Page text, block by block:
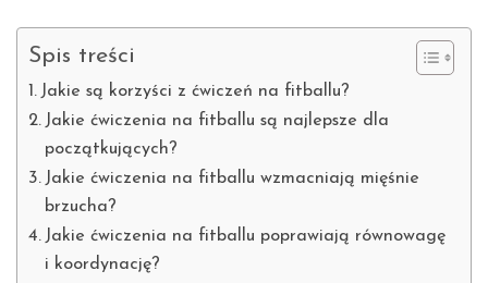
Spis treści
Jakie są korzyści z ćwiczeń na fitballu?
Jakie ćwiczenia na fitballu są najlepsze dla
początkujących?
Jakie ćwiczenia na fitballu wzmacniają mięśnie
brzucha?
Jakie ćwiczenia na fitballu poprawiają równowagę
i koordynację?